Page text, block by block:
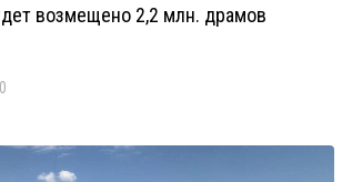
возмещено 2,2 млн. драмов